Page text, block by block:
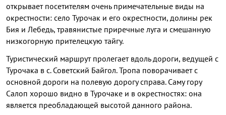
открывает посетителям очень примечательные виды на
окрестности: село Турочак и его окрестности, долины рек
Бия и Лебедь, травянистые приречные луга и смешанную
низкогорную прителецкую тайгу.
Туристический маршрут пролегает вдоль дороги, ведущей с
Турочака в с. Советский Байгол. Тропа поворачивает с
основной дороги на полевую дорогу справа. Саму гору
Салоп хорошо видно в Турочаке и в окрестностях: она
является преобладающей высотой данного района.